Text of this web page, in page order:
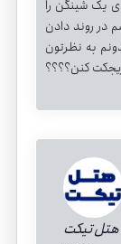
یک شینگن را
در روند دادن
به نظرتون
کنن؟؟؟؟
هتل تیکت